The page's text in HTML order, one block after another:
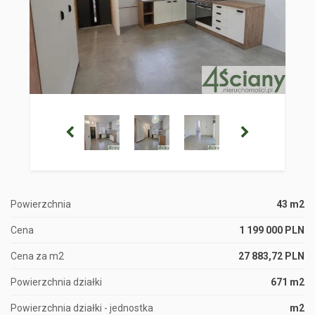
Powierzchnia 43 m2
Cena 1 199 000 PLN
Cena za m2 27 883,72 PLN
Powierzchnia działki 671 m2
Powierzchnia działki - jednostka m2